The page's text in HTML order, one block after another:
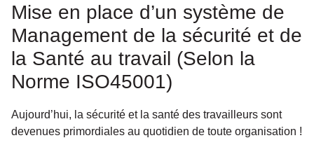
Mise en place d’un système de
Management de la sécurité et de
la Santé au travail (Selon la
Norme ISO45001)
Aujourd’hui, la sécurité et la santé des travailleurs sont
devenues primordiales au quotidien de toute organisation !